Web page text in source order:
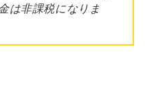
は非課税になりま